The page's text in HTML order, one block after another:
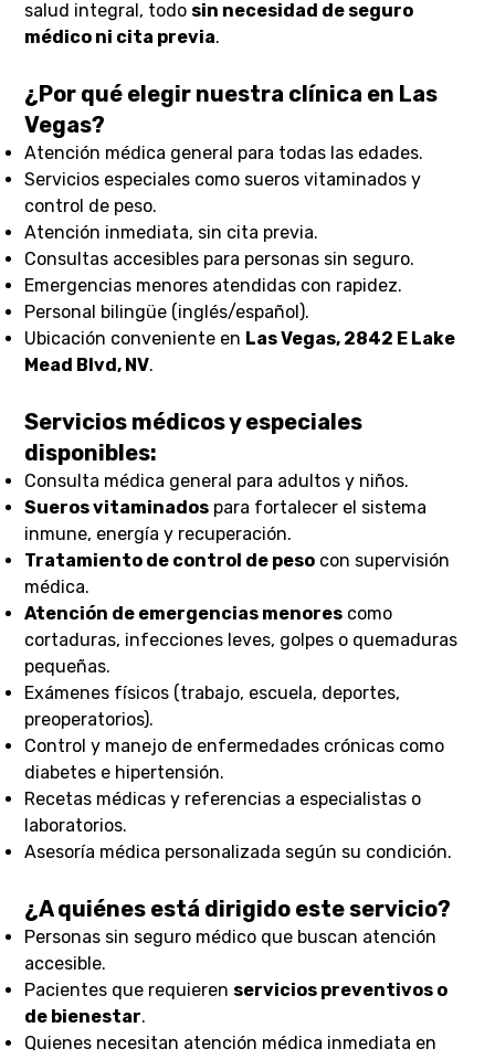
salud integral, todo sin necesidad de seguro
médico ni cita previa.
¿Por qué elegir nuestra clínica en Las
Vegas?
Atención médica general para todas las edades.
Servicios especiales como sueros vitaminados y
control de peso.
Atención inmediata, sin cita previa.
Consultas accesibles para personas sin seguro.
Emergencias menores atendidas con rapidez.
Personal bilingüe (inglés/español).
Ubicación conveniente en Las Vegas, 2842 E Lake
Mead Blvd, NV.
Servicios médicos y especiales
disponibles:
Consulta médica general para adultos y niños.
Sueros vitaminados para fortalecer el sistema
inmune, energía y recuperación.
Tratamiento de control de peso con supervisión
médica.
Atención de emergencias menores como
cortaduras, infecciones leves, golpes o quemaduras
pequeñas.
Exámenes físicos (trabajo, escuela, deportes,
preoperatorios).
Control y manejo de enfermedades crónicas como
diabetes e hipertensión.
Recetas médicas y referencias a especialistas o
laboratorios.
Asesoría médica personalizada según su condición.
¿A quiénes está dirigido este servicio?
Personas sin seguro médico que buscan atención
accesible.
Pacientes que requieren servicios preventivos o
de bienestar.
Quienes necesitan atención médica inmediata en